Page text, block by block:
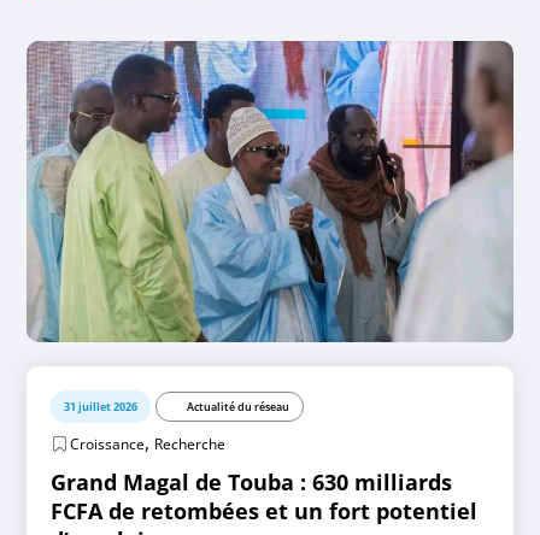
31 juillet 2026 Actualité du réseau
Croissance, Recherche
Grand Magal de Touba : 630 milliards
FCFA de retombées et un fort potentiel